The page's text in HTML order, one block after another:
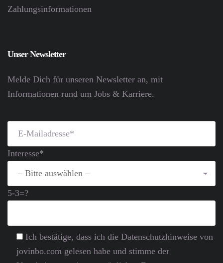
Zahlungsinformationen
Unser Newsletter
Melde Dich für unseren Newsletter an, mit
Informationen rund um Jobs & Karriere.
Interesse*
5-3=?
Ich bestätige, dass ich die Datenschutz­hinweise von
jovinbo.com gelesen habe und stimme der